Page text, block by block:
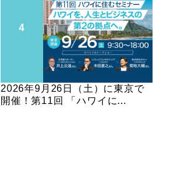
2026年9月26日（土）に東京で
開催！第11回 「ハワイに...